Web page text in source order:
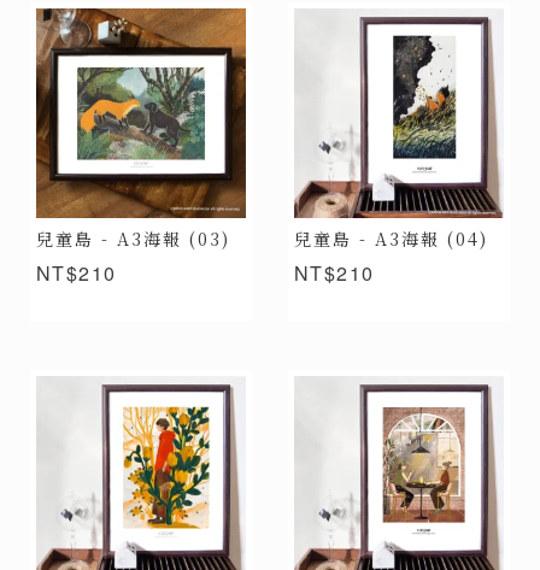
兒童島 - A3海報 (03)
NT$210
兒童島 - A3海報 (04)
NT$210